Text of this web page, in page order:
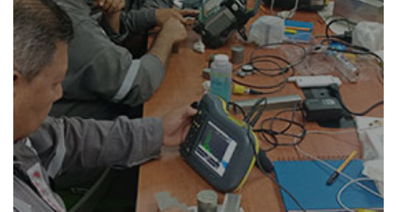
Capacitación de personal a la
medida de tus necesidaes
Desarrollar las habilidades teóricas y prácticas del
personal para lograr un buen desempeño en campo y
puedan certificarse.